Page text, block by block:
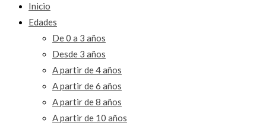
Inicio
Edades
De 0 a 3 años
Desde 3 años
A partir de 4 años
A partir de 6 años
A partir de 8 años
A partir de 10 años